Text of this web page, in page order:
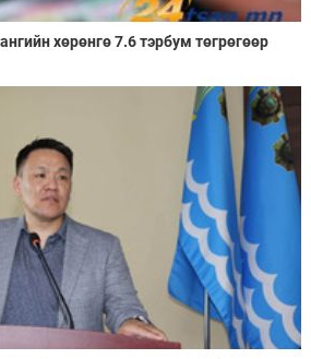
хөрөнгө 7.6 тэрбум төгрөгөөр